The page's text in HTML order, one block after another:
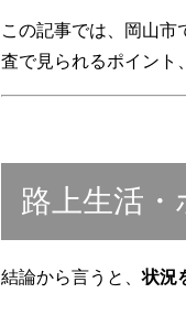
この記事では、岡山市
査で見られるポイント
路上生活
結論から言うと、状況